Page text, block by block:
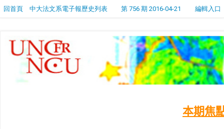
回首頁 中大法文系電子報歷史列表 第 756 期 2016-04-21 編輯入口